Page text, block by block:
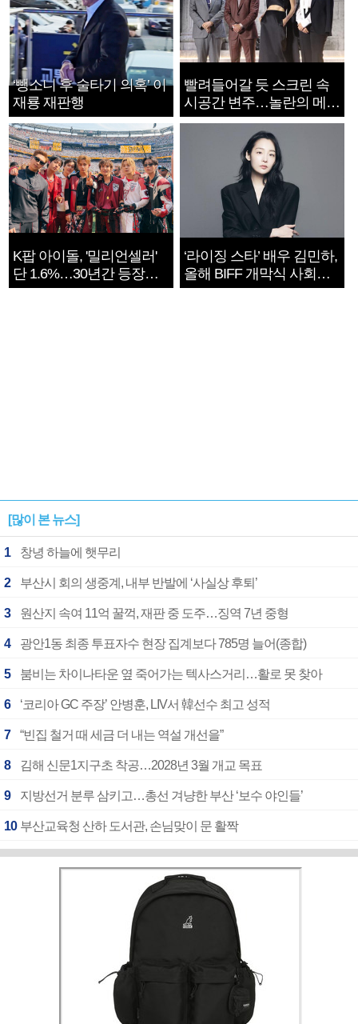
‘뺑소니 후 술타기 의혹’ 이
재룡 재판행
빨려들어갈 듯 스크린 속
시공간 변주…놀란의 메시
지는 ‘전쟁 속죄’
K팝 아이돌, '밀리언셀러'
단 1.6%…30년간 등장
1182개팀 전수조사
‘라이징 스타’ 배우 김민하,
올해 BIFF 개막식 사회자
확정
[많이 본 뉴스]
1 창녕 하늘에 햇무리
2 부산시 회의 생중계, 내부 반발에 ‘사실상 후퇴’
3 원산지 속여 11억 꿀꺽, 재판 중 도주…징역 7년 중형
4 광안1동 최종 투표자수 현장 집계보다 785명 늘어(종합)
5 붐비는 차이나타운 옆 죽어가는 텍사스거리…활로 못 찾아
6 ‘코리아 GC 주장’ 안병훈, LIV서 韓선수 최고 성적
7 “빈집 철거 때 세금 더 내는 역설 개선을”
8 김해 신문1지구초 착공…2028년 3월 개교 목표
9 지방선거 분루 삼키고…총선 겨냥한 부산 ‘보수 야인들’
10 부산교육청 산하 도서관, 손님맞이 문 활짝